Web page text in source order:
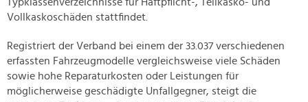
Vollkaskoschäden stattfindet.
Registriert der Verband bei einem der 33.037 verschiedenen
erfassten Fahrzeugmodelle vergleichsweise viele Schäden
sowie hohe Reparaturkosten oder Leistungen für
möglicherweise geschädigte Unfallgegner, steigt die